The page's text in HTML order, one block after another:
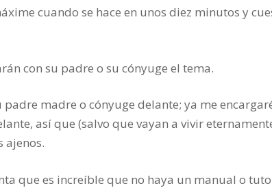
cuando se hace en unos diez minutos y
con su padre o su cónyuge el tema.
madre o cónyuge delante; ya me
así que (salvo que vayan a vivir
ajenos.
que es increíble que no haya un manual o